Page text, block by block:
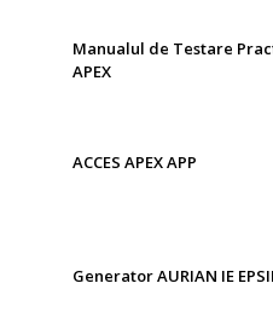
Manualul de Testare
APEX
ACCES APEX APP
Generator AURIAN IE